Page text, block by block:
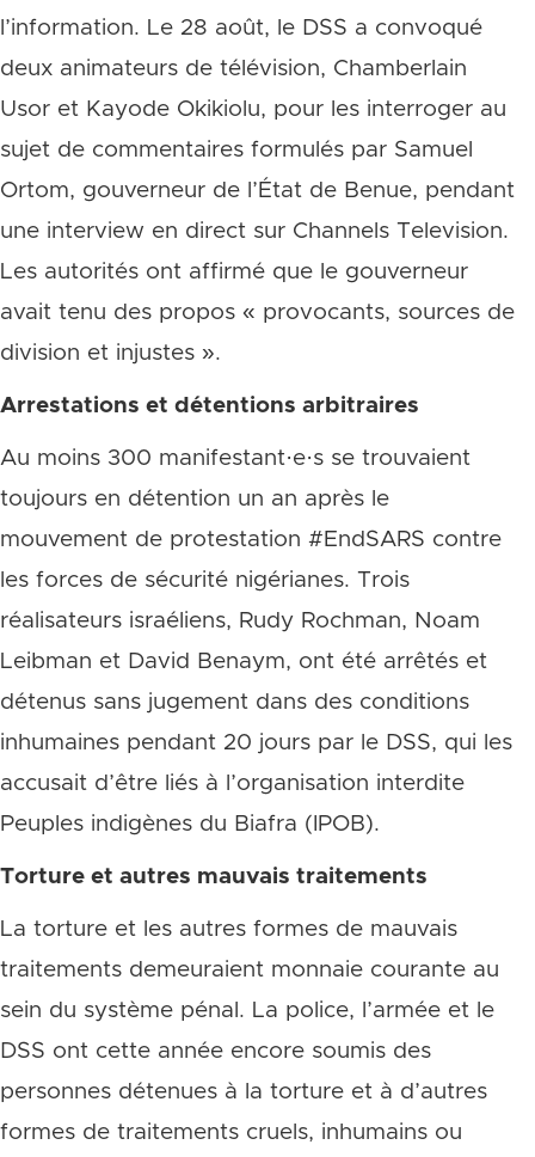
l’information. Le 28 août, le DSS a convoqué
deux animateurs de télévision, Chamberlain
Usor et Kayode Okikiolu, pour les interroger au
sujet de commentaires formulés par Samuel
Ortom, gouverneur de l’État de Benue, pendant
une interview en direct sur Channels Television.
Les autorités ont affirmé que le gouverneur
avait tenu des propos « provocants, sources de
division et injustes ».
Arrestations et détentions arbitraires
Au moins 300 manifestant·e·s se trouvaient
toujours en détention un an après le
mouvement de protestation #EndSARS contre
les forces de sécurité nigérianes. Trois
réalisateurs israéliens, Rudy Rochman, Noam
Leibman et David Benaym, ont été arrêtés et
détenus sans jugement dans des conditions
inhumaines pendant 20 jours par le DSS, qui les
accusait d’être liés à l’organisation interdite
Peuples indigènes du Biafra (IPOB).
Torture et autres mauvais traitements
La torture et les autres formes de mauvais
traitements demeuraient monnaie courante au
sein du système pénal. La police, l’armée et le
DSS ont cette année encore soumis des
personnes détenues à la torture et à d’autres
formes de traitements cruels, inhumains ou